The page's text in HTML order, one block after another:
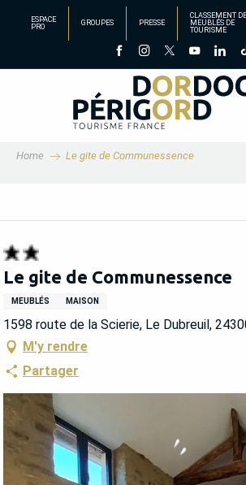
principal
ESPACE
PRO
GROUPES PRESSE
CLASSEMENT
MEUBLÉS DE
TOURISME
Home Le gite de Communessence
Le gite de Communessence
MEUBLÉS MAISON
1598 route de la Scierie, Le Dubreuil,
M'y rendre
Partager